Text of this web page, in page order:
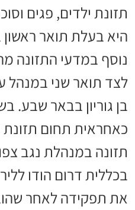
תזונת ילדים, פגים
היא בעלת תואר ראשון
נוסף במדעי התזונה
לצד תואר שני במנהל
בן גוריון בבאר שבע.
כאחראית תחום תזונת
תזונה במנהלת נגב
בכללית דרום הודו
את תפקידה לאחר